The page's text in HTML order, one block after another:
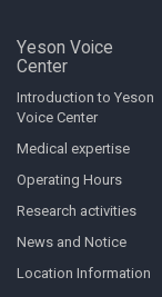
Yeson Voice
Center
Introduction to Yeson
Voice Center
Medical expertise
Operating Hours
Research activities
News and Notice
Location Information